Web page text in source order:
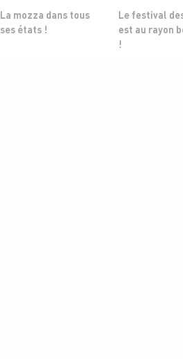
La mozza dans tous
ses états !
Le festival
est au rayon
!